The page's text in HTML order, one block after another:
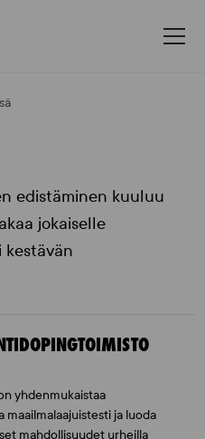
edistäminen kuuluu
jokaiselle
yhdenmukaistaa
ja luoda
mahdollisuudet urheilla